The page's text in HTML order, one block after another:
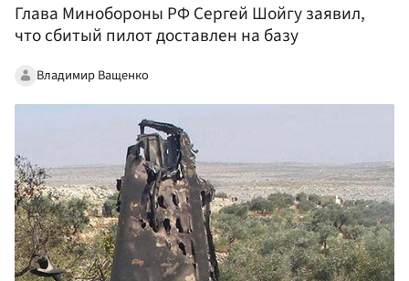
Глава Минобороны РФ Сергей Шойгу заявил,
что сбитый пилот доставлен на базу
Владимир Ващенко